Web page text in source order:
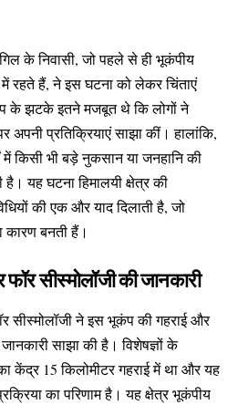
के निवासी, जो पहले से ही भूकंपीय
रहते हैं, ने इस घटना को लेकर चिंताएं
के झटके इतने मजबूत थे कि लोगों ने
अपनी प्रतिक्रियाएं साझा कीं। हालांकि,
में किसी भी बड़े नुकसान या जनहानि की
है। यह घटना हिमालयी क्षेत्र की
की एक और याद दिलाती है, जो
बनती हैं।
सीस्मोलॉजी की जानकारी
सीस्मोलॉजी ने इस भूकंप की गहराई और
साझा की है। विशेषज्ञों के
केंद्र 15 किलोमीटर गहराई में था और यह
का परिणाम है। यह क्षेत्र भूकंपीय